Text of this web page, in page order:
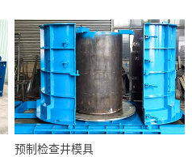
预制检查井模具